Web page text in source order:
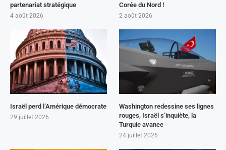
partenariat stratégique
4 août 2026
Corée du Nord !
2 août 2026
Israël perd l’Amérique démocrate
29 juillet 2026
Washington redessine ses lignes
rouges, Israël s’inquiète, la
Turquie avance
24 juillet 2026